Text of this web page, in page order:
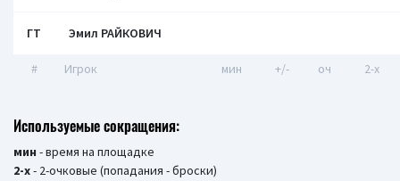
ГТ Эмил РАЙКОВИЧ
# Игрок мин +/- оч 2-x
Используемые сокращения:
мин - время на площадке
2-х- 2-очковые (попадания - броски)